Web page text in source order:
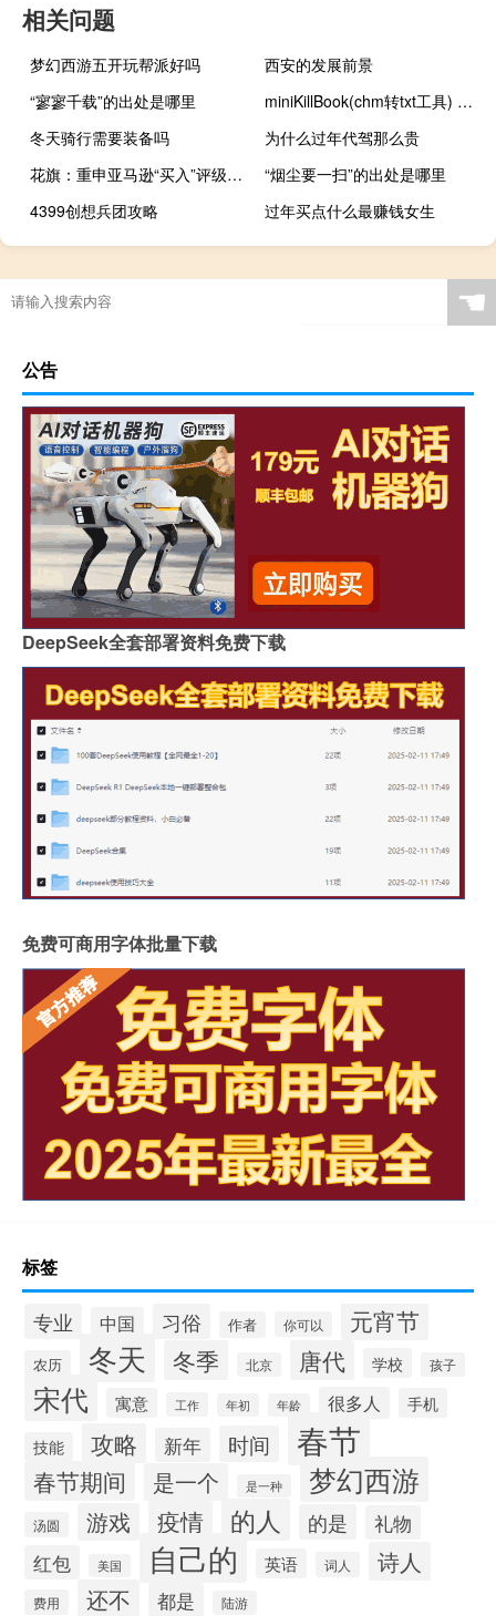
相关问题
梦幻西游五开玩帮派好吗
西安的发展前景
“寥寥千载”的出处是哪里
miniKillBook(chm转txt工具) 1.0 绿色免费版（miniKillBook(chm转txt工具) 1.0 绿色免费版功能简介）
冬天骑行需要装备吗
为什么过年代驾那么贵
花旗：重申亚马逊“买入”评级 目标价上调至177美元
“烟尘要一扫”的出处是哪里
4399创想兵团攻略
过年买点什么最赚钱女生
☚
公告
DeepSeek全套部署资料免费下载
免费可商用字体批量下载
标签
专业 中国 习俗 作者 你可以 元宵节
农历 冬天 冬季 北京 唐代 学校 孩子
宋代 寓意 工作 年初 年龄 很多人 手机
技能 攻略 新年 时间 春节
春节期间 是一个 是一种 梦幻西游
汤圆 游戏 疫情 的人 的是
礼物
红包
美国 自己的 英语 词人 诗人
费用 还不 都是 陆游